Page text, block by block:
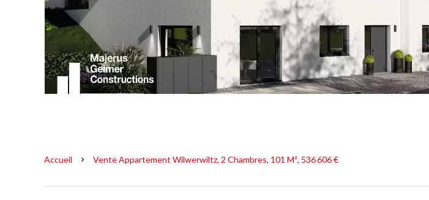
Accueil Vente Appartement Wilwerwiltz, 2 Chambres, 101 M², 536 606 €